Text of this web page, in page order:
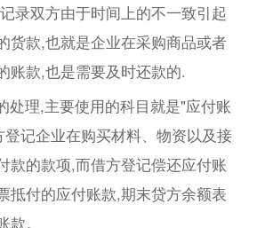
录双方由于时间上的不一致引起
货款,也就是企业在采购商品或者
账款,也是需要及时还款的.
处理,主要使用的科目就是"应付账
登记企业在购买材料、物资以及接
款的款项,而借方登记偿还应付账
抵付的应付账款,期末贷方余额表
。